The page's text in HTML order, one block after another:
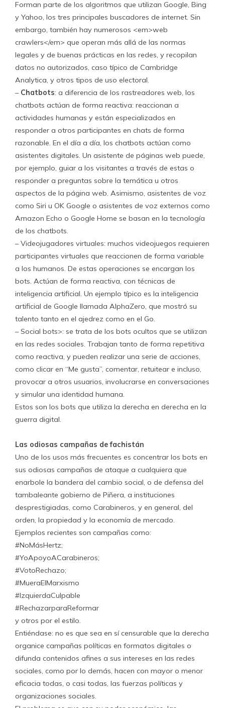
Forman parte de los algoritmos que utilizan Google, Bing
y Yahoo, los tres principales buscadores de internet. Sin
embargo, también hay numerosos <em>web
crawlers</em> que operan más allá de las normas
legales y de buenas prácticas en las redes, y recopilan
datos no autorizados, caso típico de Cambridge
Analytica, y otros tipos de uso electoral.
– Chatbots: a diferencia de los rastreadores web, los
chatbots actúan de forma reactiva: reaccionan a
actividades humanas y están especializados en
responder a otros participantes en chats de forma
razonable. En el día a día, los chatbots actúan como
asistentes digitales. Un asistente de páginas web puede,
por ejemplo, guiar a los visitantes a través de estas o
responder a preguntas sobre la temática u otros
aspectos de la página web. Asimismo, asistentes de voz
como Siri u OK Google o asistentes de voz externos como
Amazon Echo o Google Home se basan en la tecnología
de los chatbots.
– Videojugadores virtuales: muchos videojuegos requieren
participantes virtuales que reaccionen de forma variable
a los humanos. De estas operaciones se encargan los
bots. Actúan de forma reactiva, con técnicas de
inteligencia artificial. Un ejemplo típico es la inteligencia
artificial de Google llamada AlphaZero, que mostró su
talento tanto en el ajedrez como en el Go.
– Social bots>: se trata de los bots ocultos que se utilizan
en las redes sociales. Trabajan tanto de forma repetitiva
como reactiva, y pueden realizar una serie de acciones,
como clicar en “Me gusta”, comentar, retuitear e incluso,
provocar a otros usuarios, involucrarse en conversaciones
y simular una identidad humana.
Estos son los bots que utiliza la derecha en derecha en la
guerra digital.
Las odiosas campañas de fachistán
Uno de los usos más frecuentes es concentrar los bots en
sus odiosas campañas de ataque a cualquiera que
enarbole la bandera del cambio social, o de defensa del
tambaleante gobierno de Piñera, a instituciones
desprestigiadas, como Carabineros, y en general, del
orden, la propiedad y la economía de mercado.
Ejemplos recientes son campañas como:
#NoMásHertz;
#YoApoyoACarabineros;
#VotoRechazo;
#MueraElMarxismo
#IzquierdaCulpable
#RechazarparaReformar
y otros por el estilo.
Entiéndase: no es que sea en sí censurable que la derecha
organice campañas políticas en formatos digitales o
difunda contenidos afines a sus intereses en las redes
sociales, como por lo demás, hacen con mayor o menor
eficacia todas, o casi todas, las fuerzas políticas y
organizaciones sociales.